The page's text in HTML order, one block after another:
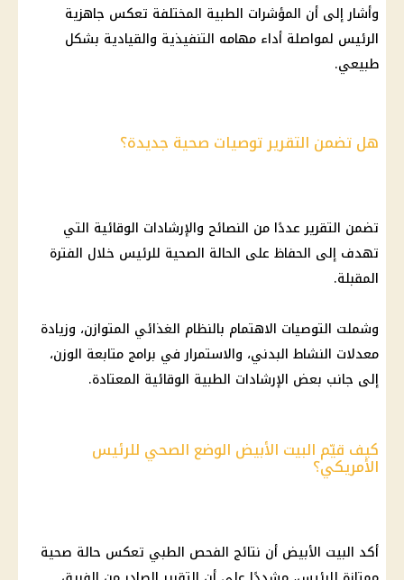
وأشار إلى أن المؤشرات الطبية المختلفة تعكس جاهزية
الرئيس لمواصلة أداء مهامه التنفيذية والقيادية بشكل
طبيعي.
هل تضمن التقرير توصيات صحية جديدة؟
تضمن التقرير عددًا من النصائح والإرشادات الوقائية التي
تهدف إلى الحفاظ على الحالة الصحية للرئيس خلال الفترة
المقبلة.
وشملت التوصيات الاهتمام بالنظام الغذائي المتوازن، وزيادة
معدلات النشاط البدني، والاستمرار في برامج متابعة الوزن،
إلى جانب بعض الإرشادات الطبية الوقائية المعتادة.
كيف قيّم البيت الأبيض الوضع الصحي للرئيس
الأمريكي؟
أكد البيت الأبيض أن نتائج الفحص الطبي تعكس حالة صحية